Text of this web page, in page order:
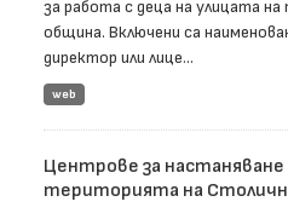
за работа с деца на улицата
община. Включени са
директор или лице...
web
Центрове за
територията на